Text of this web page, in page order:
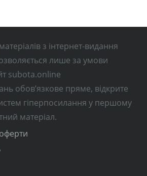
з інтернет-видання
лише за умови
subota.online
обов’язкове пряме, відкрите
гіперпосилання у першому
матеріал.